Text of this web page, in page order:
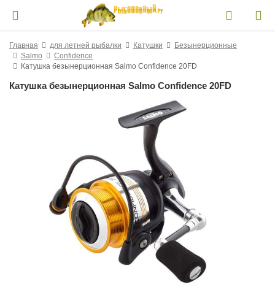
Главная для летней рыбалки Катушки
Безынерционные
Salmo
Confidence
Катушка безынерционная Salmo Confidence 20FD
Катушка безынерционная Salmo Confidence 20FD